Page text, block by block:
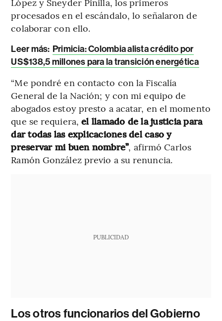
procesados en el escándalo, lo señalaron de
colaborar con ello.
Leer más: Primicia: Colombia alista crédito por
US$138,5 millones para la transición energética
“Me pondré en contacto con la Fiscalía
General de la Nación; y con mi equipo de
abogados estoy presto a acatar, en el momento
que se requiera,el llamado de la justicia para
dar todas las explicaciones del caso y
preservar mi buen nombre”, afirmó Carlos
Ramón González previo a su renuncia.
PUBLICIDAD
Los otros funcionarios del Gobierno